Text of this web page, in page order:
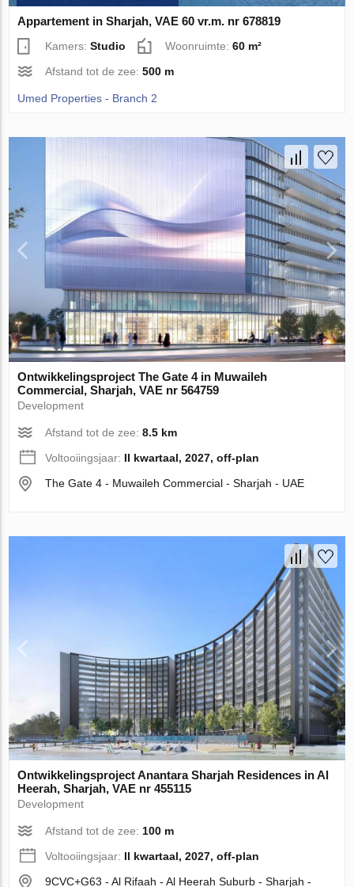
Appartement in Sharjah, VAE 60 vr.m. nr 678819
Kamers:Studio Woonruimte:60 m²
Afstand tot de zee:500 m
Umed Properties - Branch 2
Ontwikkelingsproject The Gate 4 in Muwaileh
Commercial, Sharjah, VAE nr 564759
Development
Afstand tot de zee:8.5 km
Voltooiingsjaar: II kwartaal, 2027, off-plan
The Gate 4 - Muwaileh Commercial - Sharjah - UAE
Ontwikkelingsproject Anantara Sharjah Residences in Al
Heerah, Sharjah, VAE nr 455115
Development
Afstand tot de zee:100 m
Voltooiingsjaar: II kwartaal, 2027, off-plan
9CVC+G63 - Al Rifaah - Al Heerah Suburb - Sharjah -